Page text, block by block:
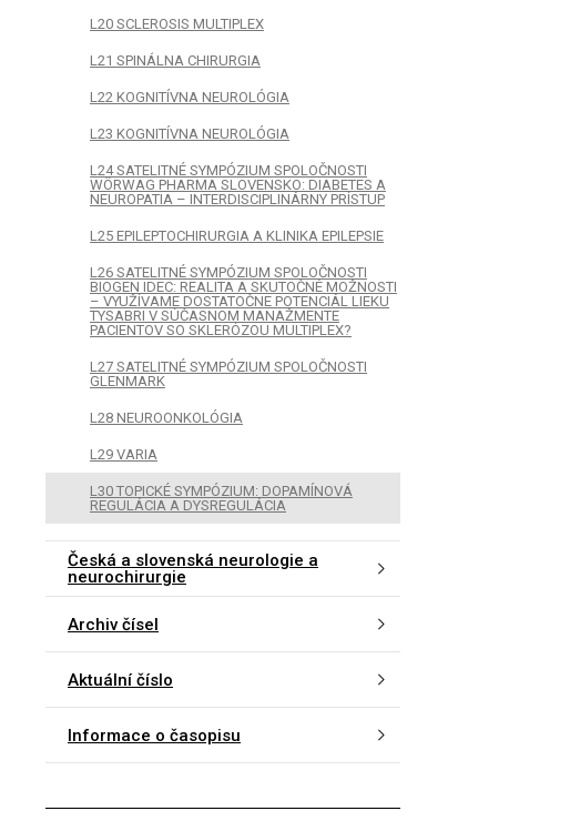
L20 SCLEROSIS MULTIPLEX
L21 SPINÁLNA CHIRURGIA
L22 KOGNITÍVNA NEUROLÓGIA
L23 KOGNITÍVNA NEUROLÓGIA
L24 SATELITNÉ SYMPÓZIUM SPOLOČNOSTI
WÖRWAG PHARMA SLOVENSKO: DIABETES A
NEUROPATIA – INTERDISCIPLINÁRNY PRÍSTUP
L25 EPILEPTOCHIRURGIA A KLINIKA EPILEPSIE
L26 SATELITNÉ SYMPÓZIUM SPOLOČNOSTI
BIOGEN IDEC: REALITA A SKUTOČNÉ MOŽNOSTI
– VYUŽÍVAME DOSTATOČNE POTENCIÁL LIEKU
TYSABRI V SÚČASNOM MANAŽMENTE
PACIENTOV SO SKLERÓZOU MULTIPLEX?
L27 SATELITNÉ SYMPÓZIUM SPOLOČNOSTI
GLENMARK
L28 NEUROONKOLÓGIA
L29 VARIA
L30 TOPICKÉ SYMPÓZIUM: DOPAMÍNOVÁ
REGULÁCIA A DYSREGULÁCIA
Česká a slovenská neurologie a
neurochirurgie
Archiv čísel
Aktuální číslo
Informace o časopisu